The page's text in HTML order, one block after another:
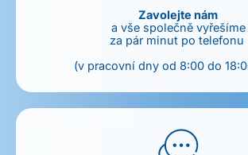
Zavolejte nám
a vše společně vyřešíme
za pár minut po telefonu
(v pracovní dny od 8:00 do